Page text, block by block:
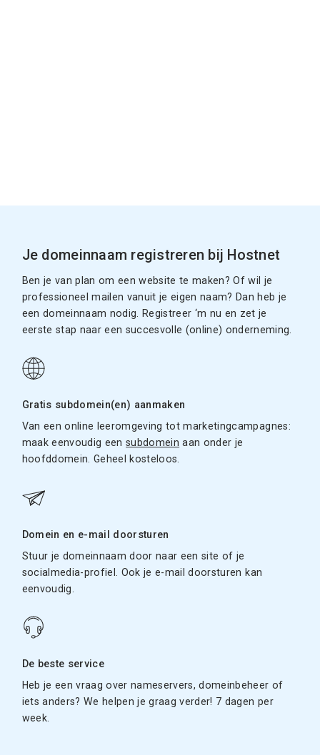
Je domeinnaam registreren bij Hostnet
Ben je van plan om een website te maken? Of wil je
professioneel mailen vanuit je eigen naam? Dan heb je
een domeinnaam nodig. Registreer ‘m nu en zet je
eerste stap naar een succesvolle (online) onderneming.
Gratis subdomein(en) aanmaken
Van een online leeromgeving tot marketingcampagnes:
maak eenvoudig eensubdomein aan onder je
hoofddomein. Geheel kosteloos.
Domein en e-mail doorsturen
Stuur je domeinnaam door naar een site of je
socialmedia-profiel. Ook je e-mail doorsturen kan
eenvoudig.
De beste service
Heb je een vraag over nameservers, domeinbeheer of
iets anders? We helpen je graag verder! 7 dagen per
week.